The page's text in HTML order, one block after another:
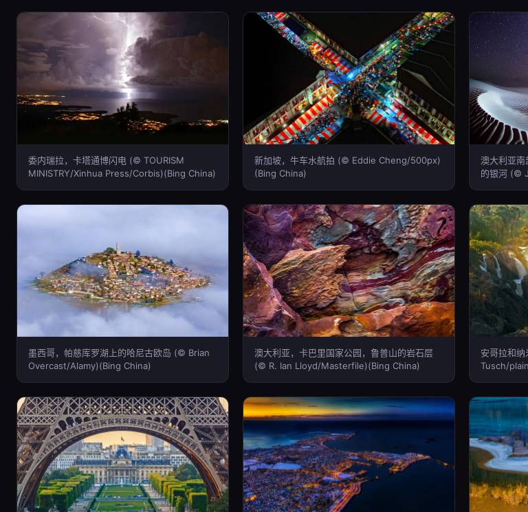
委内瑞拉，卡塔通博闪电 (© TOURISM
MINISTRY/Xinhua Press/Corbis)(Bing China)
新加坡，牛车水航拍 (© Eddie Cheng/500px)
(Bing China)
澳大利亚南
的银河 (©
墨西哥，帕慈库罗湖上的哈尼古欧岛 (© Brian
Overcast/Alamy)(Bing China)
澳大利亚，卡巴里国家公园，鲁普山的岩石层
(© R. Ian Lloyd/Masterfile)(Bing China)
安哥拉和
Tusch/